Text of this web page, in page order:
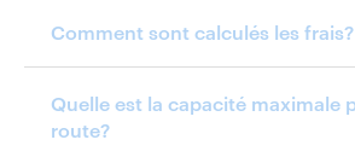
Comment sont calculés les frais?
Quelle est la capacité maximale
route?